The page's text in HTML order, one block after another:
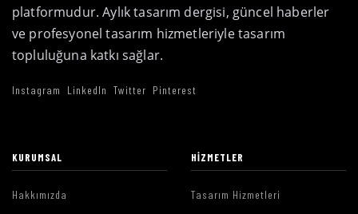
platformudur. Aylık tasarım dergisi, güncel haberler
ve profesyonel tasarım hizmetleriyle tasarım
topluluğuna katkı sağlar.
Instagram LinkedIn Twitter Pinterest
KURUMSAL
Hakkımızda
HIZMETLER
Tasarım Hizmetleri